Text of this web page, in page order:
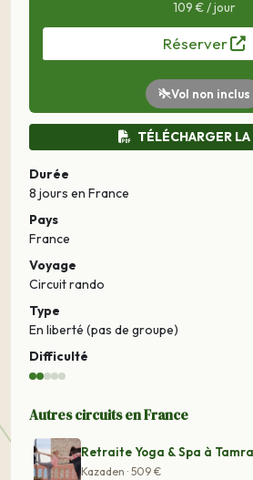
109 € / jour
Réserver
Vol non inclus
TÉLÉCHARGER LA
Durée
8 jours en France
Pays
France
Voyage
Circuit rando
Type
En liberté (pas de groupe)
Difficulté
Autres circuits en France
Retraite Yoga & Spa à
Kazaden · 509 €